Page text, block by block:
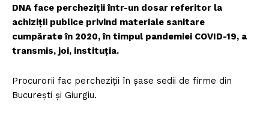
DNA face percheziții într-un dosar referitor la
achiziții publice privind materiale sanitare
cumpărate în 2020, în timpul pandemiei COVID-19, a
transmis, joi, instituția.
Procurorii fac percheziții în șase sedii de firme din
București și Giurgiu.